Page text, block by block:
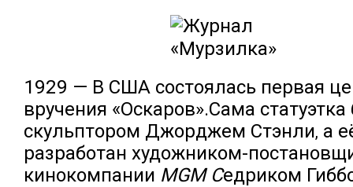
1929 — В США состоялась первая
вручения «Оскаров».Сама
скульптором Джорджем Стэнли, а
разработан художником-
кинокомпании MGM Седриком